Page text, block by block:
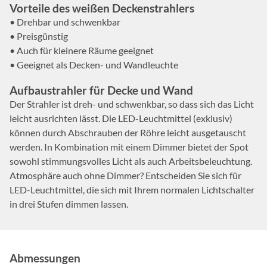
Vorteile des weißen Deckenstrahlers
• Drehbar und schwenkbar
• Preisgünstig
• Auch für kleinere Räume geeignet
• Geeignet als Decken- und Wandleuchte
Aufbaustrahler für Decke und Wand
Der Strahler ist dreh- und schwenkbar, so dass sich das Licht
leicht ausrichten lässt. Die LED-Leuchtmittel (exklusiv)
können durch Abschrauben der Röhre leicht ausgetauscht
werden. In Kombination mit einem Dimmer bietet der Spot
sowohl stimmungsvolles Licht als auch Arbeitsbeleuchtung.
Atmosphäre auch ohne Dimmer? Entscheiden Sie sich für
LED-Leuchtmittel, die sich mit Ihrem normalen Lichtschalter
in drei Stufen dimmen lassen.
Abmessungen